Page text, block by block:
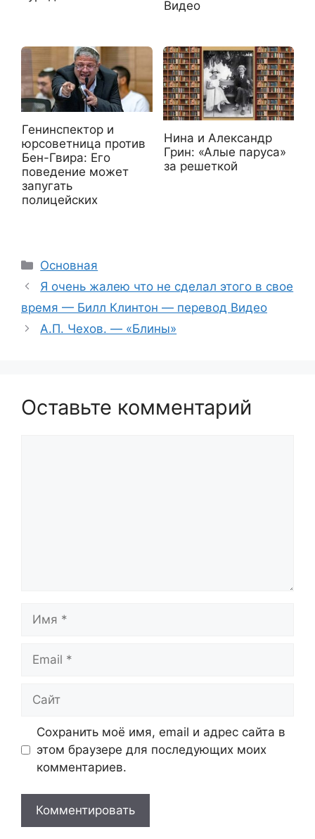
Видео
Генинспектор и
юрсоветница против
Бен-Гвира: Его
поведение может
запугать
полицейских
Нина и Александр
Грин: «Алые паруса»
за решеткой
Рубрики
Основная
Я очень жалею что не сделал этого в свое
время — Билл Клинтон — перевод Видео
А.П. Чехов. — «Блины»
Оставьте комментарий
Сохранить моё имя, email и адрес сайта в
этом браузере для последующих моих
комментариев.